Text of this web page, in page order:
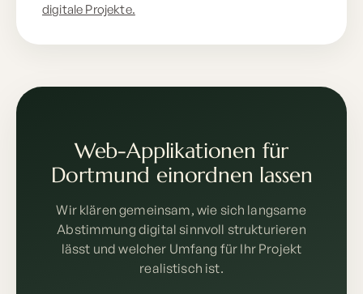
digitale Projekte.
Web-Applikationen für
Dortmund einordnen lassen
Wir klären gemeinsam, wie sich langsame
Abstimmung digital sinnvoll strukturieren
lässt und welcher Umfang für Ihr Projekt
realistisch ist.